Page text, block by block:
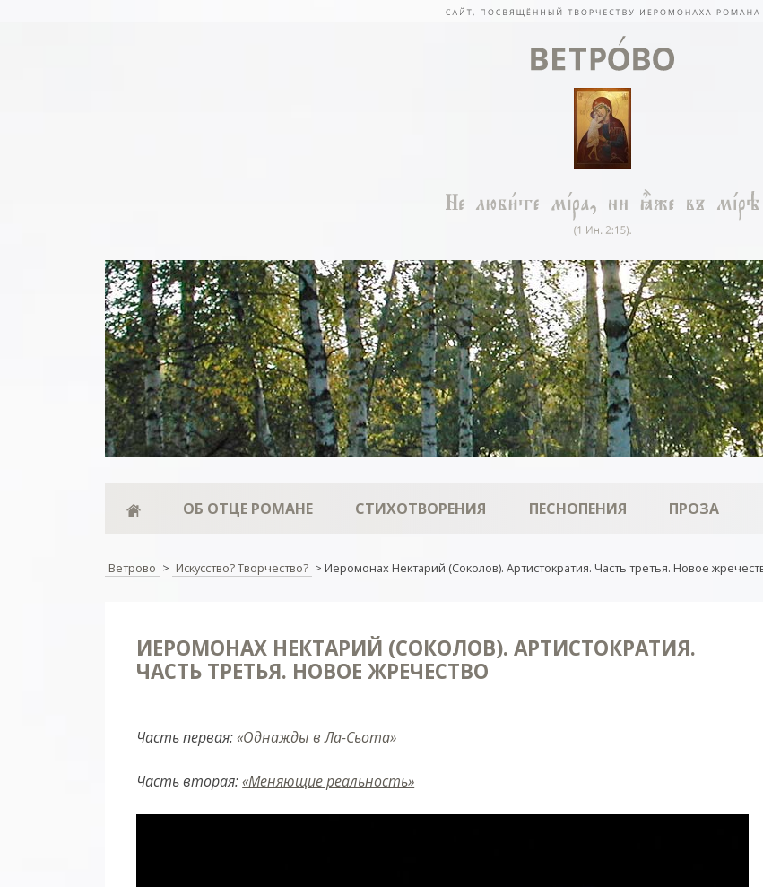
ОБ ОТЦЕ РОМАНЕ СТИХОТВОРЕНИЯ ПЕСНОПЕНИЯ ПРОЗА
Ветрово > Искусство? Творчество? > Иеромонах Нектарий (Соколов). Артистократия. Часть третья. Новое
ИЕРОМОНАХ НЕКТАРИЙ (СОКОЛОВ). АРТИСТОКРАТИЯ.
ЧАСТЬ ТРЕТЬЯ. НОВОЕ ЖРЕЧЕСТВО
Часть первая:«Однажды в Ла-Сьота»
Часть вторая:«Меняющие реальность»